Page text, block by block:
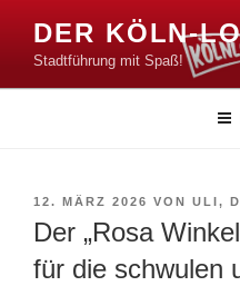
Inhalt
springen
DER KÖLN-
Stadtführung mit Spaß!
VERÖFFENTLICHT
AM
12. MÄRZ 2026 VON ULI,
Der „Rosa
für die schwulen